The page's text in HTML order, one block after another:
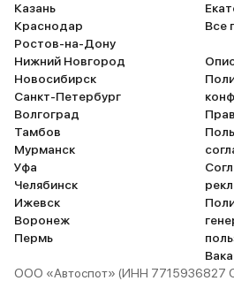
Казань
Краснодар
Ростов-на-Дону
Нижний Новгород
Новосибирск
Санкт-Петербург
Волгоград
Тамбов
Мурманск
Уфа
Челябинск
Ижевск
Воронеж
Пермь
Все
ООО «Автоспот» (ИНН 7715936827